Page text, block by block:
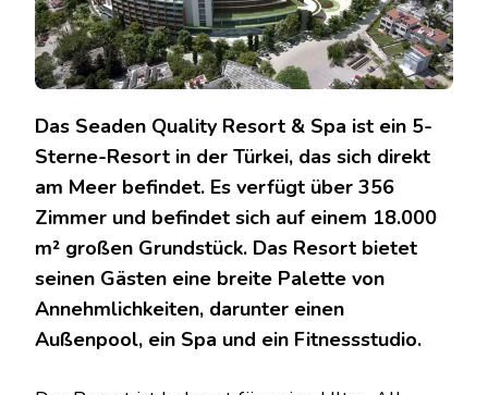
Das Seaden Quality Resort & Spa ist ein 5-
Sterne-Resort in der Türkei, das sich direkt
am Meer befindet. Es verfügt über 356
Zimmer und befindet sich auf einem 18.000
m² großen Grundstück. Das Resort bietet
seinen Gästen eine breite Palette von
Annehmlichkeiten, darunter einen
Außenpool, ein Spa und ein Fitnessstudio.